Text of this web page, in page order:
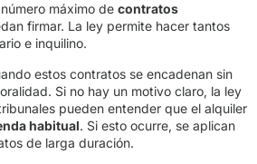
máximo de contratos
firmar. La ley permite hacer tantos
e inquilino.
estos contratos se encadenan sin
Si no hay un motivo claro, la ley
pueden entender que el alquiler
habitual. Si esto ocurre, se aplican
de larga duración.